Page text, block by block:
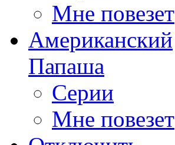
Мне повезет
Американский
Папаша
Серии
Мне повезет